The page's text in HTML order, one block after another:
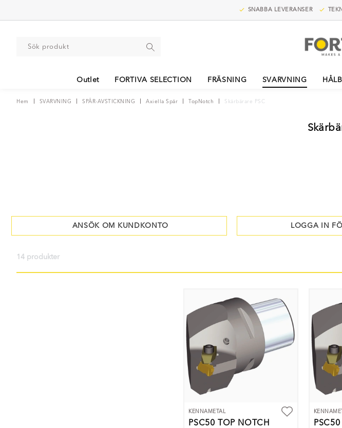
SNABBA LEVERANSER
Outlet FORTIVA SELECTION FRÄSNING SVARVNING
Hem SVARVNING SPÅR-AVSTICKNING Axiella Spår TopNotch Skärbärare PSC
ANSÖK OM KUNDKONTO LOGGA IN
14 produkter
KENNAMETAL
PSC50 TOP NOTCH